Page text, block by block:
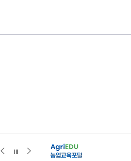
관련사이트관련사이트
관련사이트농업교육포털